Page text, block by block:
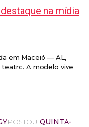
na mídia
em Maceió — AL,
teatro. A modelo vive
POSTOU QUINTA-